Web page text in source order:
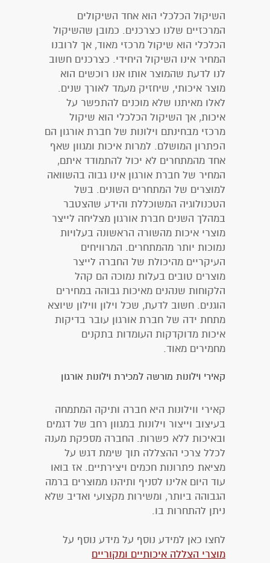
השיקול הכלכלי הוא אחד השיקולים
המרכזיים שלנו כצרכנים. כמובן שהשיקול
הכלכלי הוא שיקול מרכזי מאוד, אך לרובנו
המחיר אינו השיקול היחידי. כצרכנים חשוב
לנו לדעת שהמוצר אותו אנו רוכשים הוא
מוצר איכותי, שיחזיק מעמד לאורך שנים.
לאלו מאיתנו שלא מוכנים להתפשר על
איכות, אך השיקול הכלכלי הוא שיקול
מרכזי מבחינתם וילונות של חברת אורגון הם
הפתרון המושלם. למרות איכות ומגוון שאף
אחד מהמתחרים לא יכול להתמודד איתם,
המחיר של חברת אורגון אינו גבוה בהשוואה
למוצרים של המתחרים השונים. בשל
הטכנולוגיה המשוכללת והידע שהצטבר
במהלך השנים חברת אורגון מצליחה לייצר
מוצרי איכות מהשורה הראשונה בעלויות
נמוכות יותר מהמתחרים. המרוויחים
העיקריים מהיכולת של החברה לייצר
מוצרים טובים בעלות נמוכה הם קהל
הלקוחות שנהנים מאיכות גבוהה במחירים
הוגנים. חשוב לדעת, שכל וילון ווילון שיוצא
מתחת ידה של חברת אורגון עובר בדיקות
איכות מדוקדקות העומדות בתקנים
מחמירים מאוד.
קאירי וילונות מורשה למכירת וילונות אורגון
קאירי ווילונות היא חברה ותיקה המתמחה
בעיצוב וייצור וילונות במגוון רחב של דגמים
ובאיכות ללא פשרות. החברה מספקת מענה
לכלל צרכי ההצללה תוך שימת דגש על
מציאת פתרונות חכמים ויצירתיים. אז בואו
עוד היום אלינו לסניף ותיהנו ממוצרים ברמה
הגבוהה ביותר, ומשירות מקצועי ואדיב שלא
ניתן להתחרות בו.
לחצו כאן למידע נוסף על מידע נוסף על
מוצרי הצללה איכותיים ומקוריים